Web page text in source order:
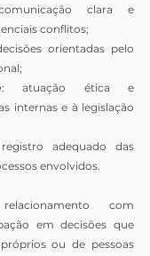
clara e
conflitos;
orientadas pelo
: atuação ética e
internas e à legislação
adequado das
envolvidos.
com
em decisões que
ou de pessoas